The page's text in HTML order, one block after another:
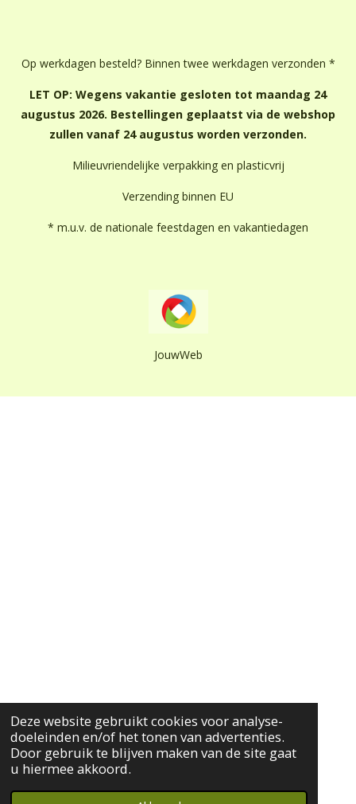
Deze website gebruikt cookies voor analyse-
doeleinden en/of het tonen van advertenties.
Door gebruik te blijven maken van de site gaat
u hiermee akkoord.
Op werkdagen besteld? Binnen twee werkdagen verzonden *
LET OP: Wegens vakantie gesloten tot maandag 24
augustus 2026. Bestellingen geplaatst via de webshop
zullen vanaf 24 augustus worden verzonden.
Milieuvriendelijke verpakking en plasticvrij
Verzending binnen EU
* m.u.v. de nationale feestdagen en vakantiedagen
JouwWeb